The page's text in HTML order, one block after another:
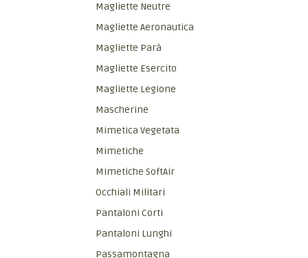
Magliette Neutre
Magliette Aeronautica
Magliette Parà
Magliette Esercito
Magliette Legione
Mascherine
Mimetica Vegetata
Mimetiche
Mimetiche SoftAir
Occhiali Militari
Pantaloni Corti
Pantaloni Lunghi
Passamontagna